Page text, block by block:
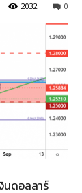
0
2032
นดอลลาร์